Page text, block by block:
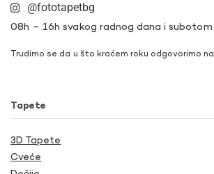
@fototapetbg
08h – 16h svakog radnog dana i subotom
Trudimo se da u što kraćem roku odgovorimo
Tapete
3D Tapete
Cveće